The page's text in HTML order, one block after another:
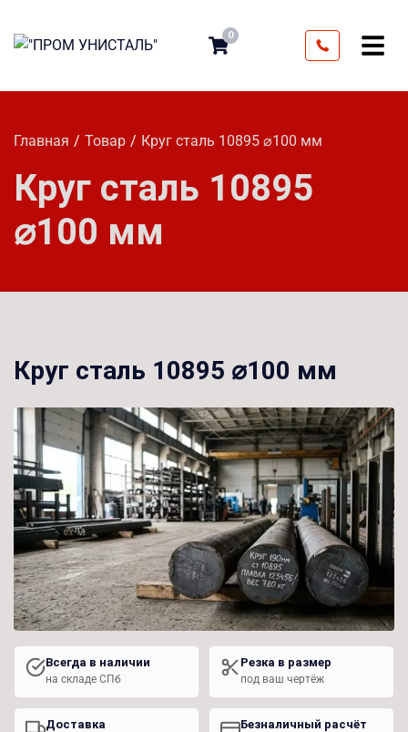
0
Главная Товар Круг сталь 10895 ⌀100 мм
Круг сталь 10895
⌀100 мм
Круг сталь 10895 ⌀100 мм
Всегда в наличии
на складе СПб
Резка в размер
под ваш чертёж
Доставка Безналичный расчёт